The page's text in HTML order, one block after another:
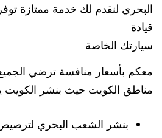
البحري لنقدم لك خدمة ممتازة
قيادة
سيارتك الخاصة
معكم بأسعار منافسة ترضي
مناطق الكويت حيث بنشر الكويت
بنشر الشعب البحري